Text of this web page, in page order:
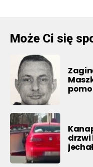
Może Ci się
drzwi